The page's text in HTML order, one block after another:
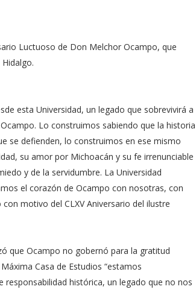
Luctuoso de Don Melchor Ocampo, que
esta Universidad, un legado que sobrevivirá a
Lo construimos sabiendo que la historia
se defienden, lo construimos en ese mismo
su amor por Michoacán y su fe irrenunciable
y de la servidumbre. La Universidad
el corazón de Ocampo con nosotras, con
motivo del CLXV Aniversario del ilustre
que Ocampo no gobernó para la gratitud
Casa de Estudios “estamos
histórica, un legado que no nos